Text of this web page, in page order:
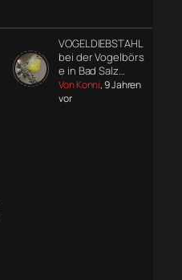
VOGELDIEBSTAHL
bei der Vogelbörs
e in Bad Salz…
Von Konni, 9 Jahren
vor